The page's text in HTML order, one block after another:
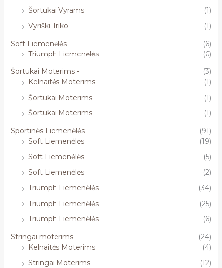
Šortukai Vyrams
(1)
Vyriški Triko
(1)
Soft Liemenėlės -
(6)
Triumph Liemenėlės
(6)
Šortukai Moterims -
(3)
Kelnaitės Moterims
(1)
Šortukai Moterims
(1)
Šortukai Moterims
(1)
Sportinės Liemenėlės -
(91)
Soft Liemenėlės
(19)
Soft Liemenėlės
(5)
Soft Liemenėlės
(2)
Triumph Liemenėlės
(34)
Triumph Liemenėlės
(25)
Triumph Liemenėlės
(6)
Stringai moterims -
(24)
Kelnaitės Moterims
(4)
Stringai Moterims
(12)